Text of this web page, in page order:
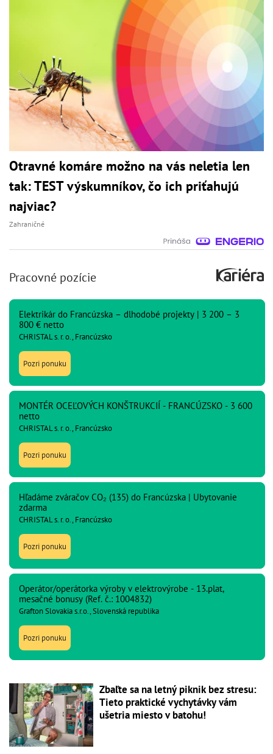
Otravné komáre možno na vás neletia len
tak: TEST výskumníkov, čo ich priťahujú
najviac?
Zahraničné
Pracovné pozície
Elektrikár do Francúzska – dlhodobé projekty | 3 200 – 3
800 € netto
CHRISTAL s. r. o., Francúzsko
Pozri ponuku
MONTÉR OCEĽOVÝCH KONŠTRUKCIÍ - FRANCÚZSKO - 3 600
netto
CHRISTAL s. r. o., Francúzsko
Pozri ponuku
Hľadáme zváračov CO₂ (135) do Francúzska | Ubytovanie
zdarma
CHRISTAL s. r. o., Francúzsko
Pozri ponuku
Operátor/operátorka výroby v elektrovýrobe - 13.plat,
mesačné bonusy (Ref. č.: 1004832)
Grafton Slovakia s.r.o., Slovenská republika
Pozri ponuku
Zbaľte sa na letný piknik bez stresu:
Tieto praktické vychytávky vám
ušetria miesto v batohu!